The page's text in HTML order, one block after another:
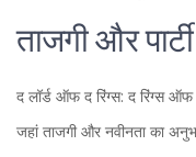
ताजगी और
द लॉर्ड ऑफ द रिंग्स: द रिंग्स ऑफ
जहां ताजगी और नवीनता का